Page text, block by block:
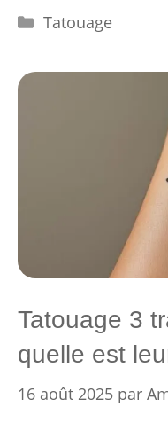
Catégories
Tatouage
Tatouage 3
quelle est
16 août 2025 par